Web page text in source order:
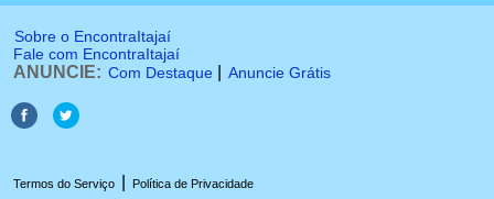
Sobre o EncontraItajaí
Fale com EncontraItajaí
ANUNCIE: Com Destaque Anuncie Grátis
Termos do Serviço Política de Privacidade